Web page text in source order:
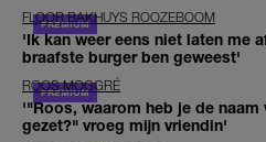
FLOOR BAKHUYS ROOZEBOOM
'Ik kan weer eens niet laten me
braafste burger ben geweest'
ROOS MOGGRÉ
'"Roos, waarom heb je de
gezet?" vroeg mijn vriendin'